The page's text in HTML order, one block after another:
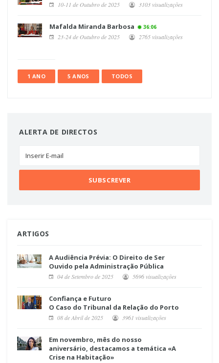
10-11 de Outubro de 2025 3103 visualizações
Mafalda Miranda Barbosa 36:06
23-24 de Outubro de 2025 2765 visualizações
1 ANO 5 ANOS TODOS
ALERTA DE DIRECTOS
ARTIGOS
A Audiência Prévia: O Direito de Ser
Ouvido pela Administração Pública
04 de Setembro de 2025 5696 visualizações
Confiança e Futuro
O Caso do Tribunal da Relação do Porto
08 de Abril de 2025 3961 visualizações
Em novembro, mês do nosso
aniversário, destacamos a temática «A
Crise na Habitação»